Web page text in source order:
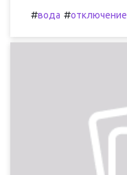
#вода #отключение